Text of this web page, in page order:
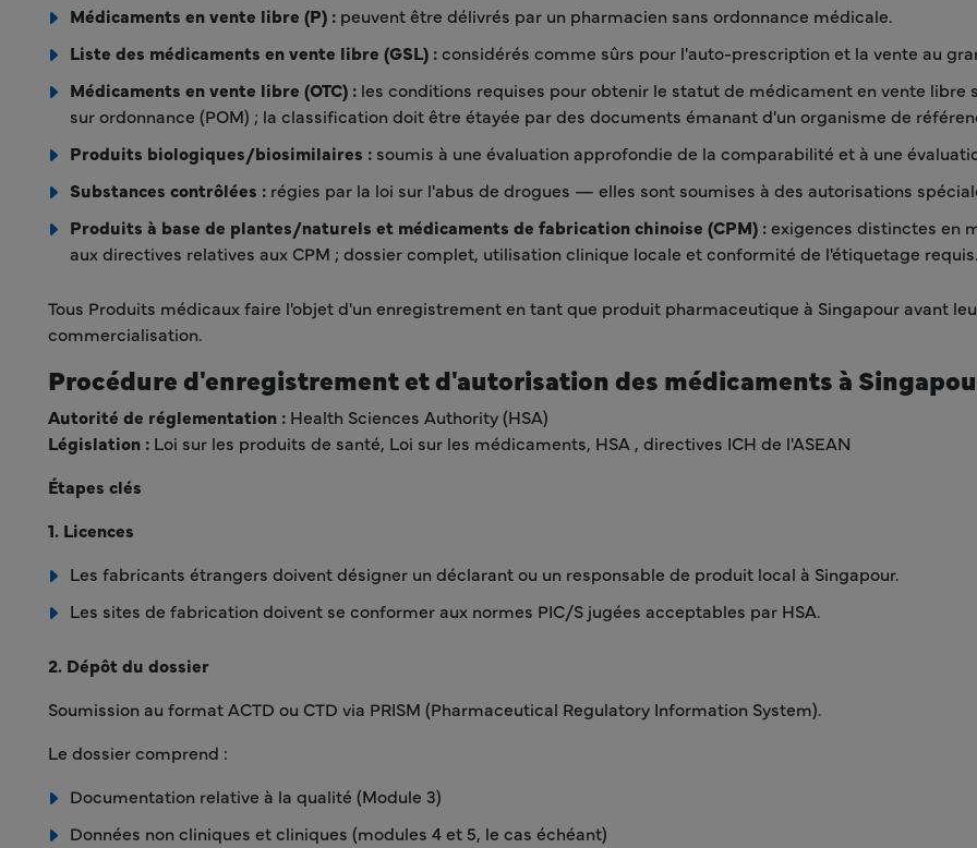
Médicaments en vente libre (P) : peuvent être délivrés par un pharmacien sans ordonnance médicale.
Liste des médicaments en vente libre (GSL) :considérés comme sûrs pour l'auto-prescription et la vente au
Médicaments en vente libre (OTC) : les conditions requises pour obtenir le statut de médicament en vente
sur ordonnance (POM) ; la classification doit être étayée par des documents émanant d'un organisme de
Produits biologiques/biosimilaires : soumis à une évaluation approfondie de la comparabilité et à une
Substances contrôlées : régies par la loi sur l'abus de drogues — elles sont soumises à des autorisations
Produits à base de plantes/naturels et médicaments de fabrication chinoise (CPM) :exigences distinctes en
aux directives relatives aux CPM ; dossier complet, utilisation clinique locale et conformité de l'étiquetage requis.
Tous Produits médicaux faire l'objet d'un enregistrement en tant que produit pharmaceutique à Singapour avant
commercialisation.
Procédure d'enregistrement et d'autorisation des médicaments à
Autorité de réglementation : Health Sciences Authority (HSA)
Législation : Loi sur les produits de santé, Loi sur les médicaments, HSA , directives ICH de l'ASEAN
Étapes clés
1. Licences
Les fabricants étrangers doivent désigner un déclarant ou un responsable de produit local à Singapour.
Les sites de fabrication doivent se conformer aux normes PIC/S jugées acceptables par HSA.
2. Dépôt du dossier
Soumission au format ACTD ou CTD via PRISM (Pharmaceutical Regulatory Information System).
Le dossier comprend :
Documentation relative à la qualité (Module 3)
Données non cliniques et cliniques (modules 4 et 5, le cas échéant)